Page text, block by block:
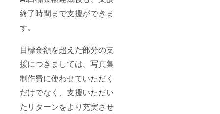
終了時間まで支援ができま
す。
目標金額を超えた部分の支
援につきましては、写真集
制作費に使わせていただく
だけでなく、支援いただい
たリターンをより充実させ